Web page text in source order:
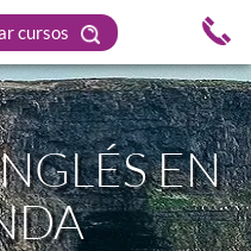
cursos
EN